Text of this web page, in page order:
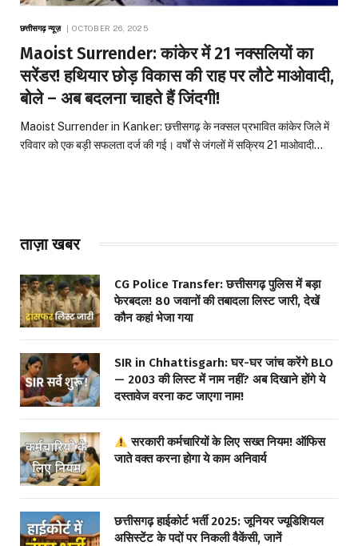
छत्तीसगढ़ न्यूज़ OCTOBER 26, 2025
Maoist Surrender: कांकेर में 21 नक्सलियों का
सरेंडर! हथियार छोड़ विकास की राह पर लौटे माओवादी,
बोले – अब बदलना चाहते हैं जिंदगी!
Maoist Surrender in Kanker: छत्तीसगढ़ के नक्सल प्रभावित कांकेर जिले में
रविवार को एक बड़ी सफलता दर्ज की गई। वर्षों से जंगलों में सक्रिय 21 माओवादी…
ताज़ा खबर
CG Police Transfer: छत्तीसगढ़ पुलिस में बड़ा
फेरबदल! 80 जवानों की तबादला लिस्ट जारी, देखें
कौन कहां भेजा गया
SIR in Chhattisgarh: घर-घर जांच करेंगे BLO
— 2003 की लिस्ट में नाम नहीं? अब दिखाने होंगे ये
दस्तावेज वरना कट जाएगा नाम!
सरकारी कर्मचारियों के लिए सख्त नियम! ऑफिस
जाते वक्त करना होगा ये काम अनिवार्य
छत्तीसगढ़ हाईकोर्ट भर्ती 2025: जूनियर ज्यूडिशियल
असिस्टेंट के पदों पर निकली वैकेंसी, जानें